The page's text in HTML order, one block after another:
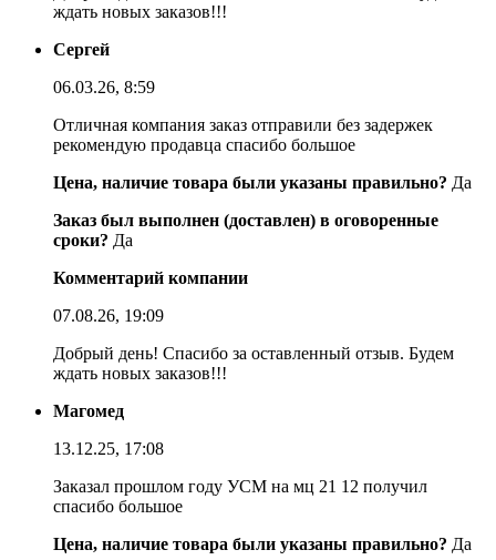
ждать новых заказов!!!
Сергей
06.03.26, 8:59
Отличная компания заказ отправили без задержек
рекомендую продавца спасибо большое
Цена, наличие товара были указаны правильно? Да
Заказ был выполнен (доставлен) в оговоренные
сроки? Да
Комментарий компании
07.08.26, 19:09
Добрый день! Спасибо за оставленный отзыв. Будем
ждать новых заказов!!!
Магомед
13.12.25, 17:08
Заказал прошлом году УСМ на мц 21 12 получил
спасибо большое
Цена, наличие товара были указаны правильно? Да